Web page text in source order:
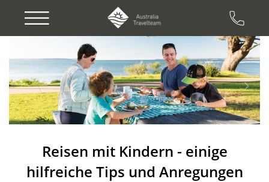
Previous Next
Reisen mit Kindern - einige
hilfreiche Tips und Anregungen